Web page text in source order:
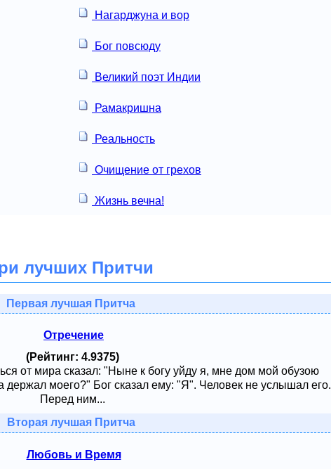
Нагарджуна и вор
Бог повсюду
Великий поэт Индии
Рамакришна
Реальность
Очищение от грехов
Жизнь вечна!
лучших Притчи
Первая лучшая Притча
Отречение
(Рейтинг: 4.9375)
от мира сказал: "Ныне к богу уйду я, мне дом мой обузою
держал моего?" Бог сказал ему: "Я". Человек не услышал его.
Перед ним...
Вторая лучшая Притча
Любовь и Время